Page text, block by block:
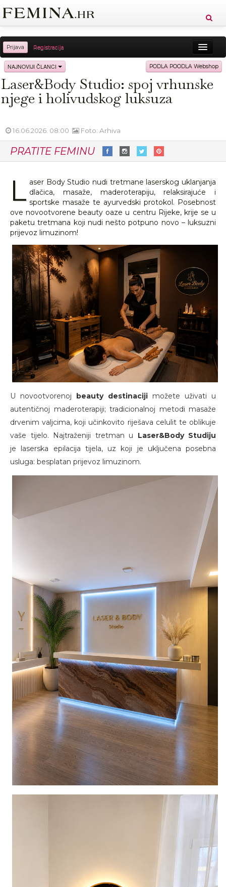
Prijava Registracija
Sreća Zdravlje Vitkost
Moda Ljubav Relax Putovanja Recepti
Proizvodi Knjige
NAJNOVIJI ČLANCI PODLA POODLA Webshop
Laser&Body Studio: spoj vrhunske
njege i holivudskog luksuza
16.06.2026. 08:00 Foto: Arhiva
PRATITE FEMINU
L aser Body Studio nudi tretmane laserskog uklanjanja
dlačica, masaže, maderoterapiju, relaksirajuće i
sportske masaže te ayurvedski protokol. Posebnost
ove novootvorene beauty oaze u centru Rijeke, krije se u
paketu tretmana koji nudi nešto potpuno novo – luksuzni
prijevoz limuzinom!
U novootvorenoj beauty destinaciji možete uživati u
autentičnoj maderoterapiji; tradicionalnoj metodi masaže
drvenim valjcima, koji učinkovito riješava celulit te oblikuje
vaše tijelo. Najtraženiji tretman u Laser&Body Studiju
je laserska epilacija tijela, uz koji je uključena posebna
usluga: besplatan prijevoz limuzinom.